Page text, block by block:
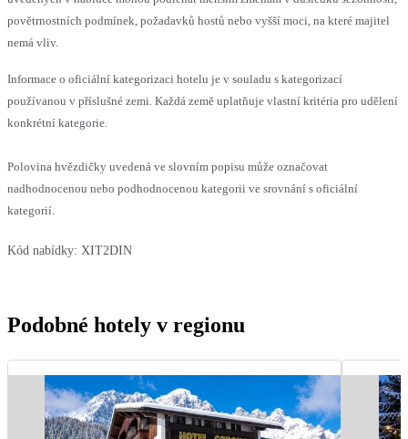
povětrnostních podmínek, požadavků hostů nebo vyšší moci, na které majitel
nemá vliv.
Informace o oficiální kategorizaci hotelu je v souladu s kategorizací
používanou v příslušné zemi. Každá země uplatňuje vlastní kritéria pro udělení
konkrétní kategorie.
Polovina hvězdičky uvedená ve slovním popisu může označovat
nadhodnocenou nebo podhodnocenou kategorii ve srovnání s oficiální
kategorií.
Kód nabídky: XIT2DIN
Podobné hotely v regionu